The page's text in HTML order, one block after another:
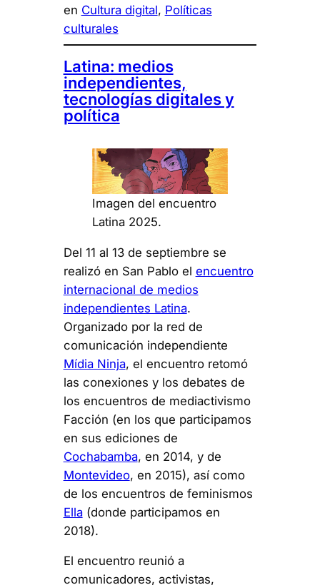
en Cultura digital, Políticas
culturales
Latina: medios
independientes,
tecnologías digitales y
política
Imagen del encuentro
Latina 2025.
Del 11 al 13 de septiembre se
realizó en San Pablo el encuentro
internacional de medios
independientes Latina.
Organizado por la red de
comunicación independiente
Mídia Ninja, el encuentro retomó
las conexiones y los debates de
los encuentros de mediactivismo
Facción (en los que participamos
en sus ediciones de
Cochabamba, en 2014, y de
Montevideo, en 2015), así como
de los encuentros de feminismos
Ella(donde participamos en
2018).
El encuentro reunió a
comunicadores, activistas,